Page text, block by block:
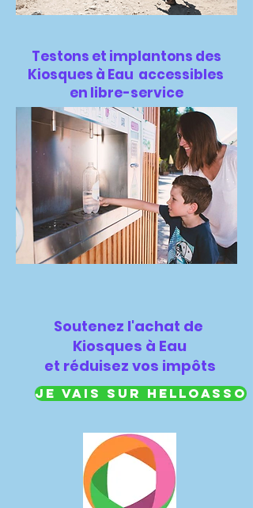
Testons et implantons des
Kiosques à Eau accessibles
en libre-service
Soutenez l'achat de
Kiosques à Eau
et réduisez vos impôts
Je vais sur Helloasso